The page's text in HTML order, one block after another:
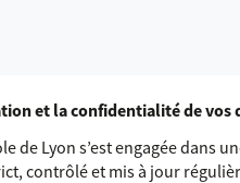
et la confidentialité de
de Lyon s’est engagée dans
contrôlé et mis à jour